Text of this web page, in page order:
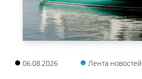
06.08.2026 Лента новостей